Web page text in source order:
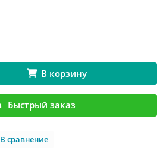
В корзину
Быстрый заказ
В сравнение